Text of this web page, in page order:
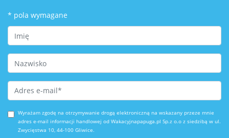
* pola wymagane
First Name
Last Name
Email Address*
Wyrażam zgodę na otrzymywanie drogą elektroniczną na wskazany przeze mnie
adres e-mail informacji handlowej od Wakacyjnapapuga.pl Sp.z o.o z siedzibą w ul.
Zwycięstwa 10, 44-100 Gliwice.